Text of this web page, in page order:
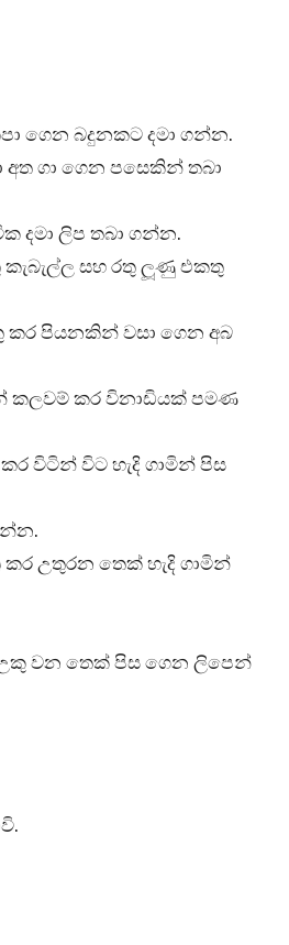
ගෙන බදුනකට දමා ගන්න.
අත ගා ගෙන පසෙකින් තබා
දමා ලිප තබා ගන්න.
කැබැල්ල සහ රතු ලූණු එකතු
කර පියනකින් වසා ගෙන අබ
කලවම් කර විනාඩියක් පමණ
විටින් විට හැදි ගාමින් පිස
උතුරන තෙක් හැදි ගාමින්
උකු වන තෙක් පිස ගෙන ලිපෙන්